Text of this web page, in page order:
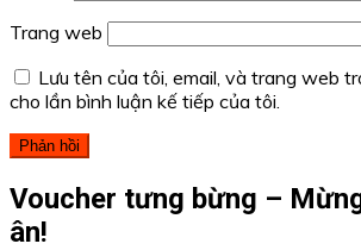
Trang web
Lưu tên của tôi, email, và trang web
cho lần bình luận kế tiếp của tôi.
Voucher tưng bừng –
ân!